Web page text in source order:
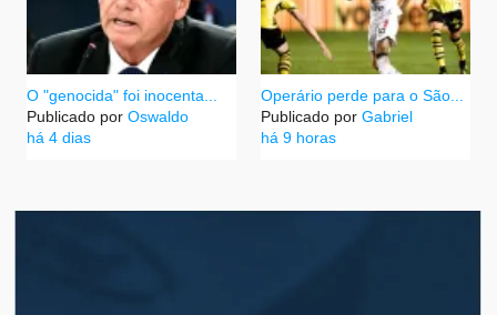
O "genocida" foi inocenta...
Publicado porOswaldo
há 4 dias
Operário perde para o São...
Publicado porGabriel
há 9 horas